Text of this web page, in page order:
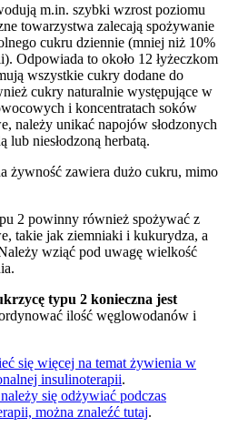
m.in. szybki wzrost poziomu
towarzystwa zalecają spożywanie
cukru dziennie (mniej niż 10%
Odpowiada to około 12 łyżeczkom
wszystkie cukry dodane do
cukry naturalnie występujące w
i koncentratach soków
należy unikać napojów słodzonych
lub niesłodzoną herbatą.
żywność zawiera dużo cukru, mimo
2 powinny również spożywać z
takie jak ziemniaki i kukurydza, a
wziąć pod uwagę wielkość
typu 2 konieczna jest
ilość węglowodanów i
się więcej na temat żywienia w
insulinoterapii.
się odżywiać podczas
można znaleźć tutaj.